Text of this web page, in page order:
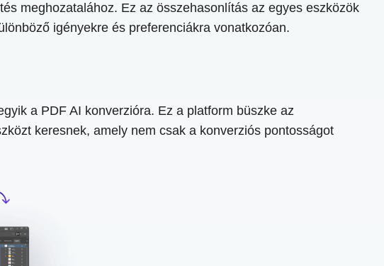
meghozatalához. Ez az összehasonlítás az egyes eszközök
igényekre és preferenciákra vonatkozóan.
a PDF AI konverzióra. Ez a platform büszke az
keresnek, amely nem csak a konverziós pontosságot